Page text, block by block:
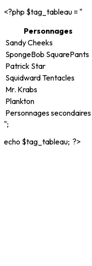
<?php $tag_tableau = "
Personnages
Sandy Cheeks
SpongeBob SquarePants
Patrick Star
Squidward Tentacles
Mr. Krabs
Plankton
Personnages secondaires
";
echo $tag_tableau; ?>